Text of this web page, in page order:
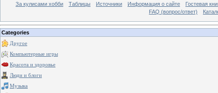
За кулисами хобби
Таблицы Источники Информация о сайте
Гостевая
FAQ (вопрос/ответ)
Categories
Другое
Компьютерные игры
Красота и здоровье
Люди и блоги
Музыка